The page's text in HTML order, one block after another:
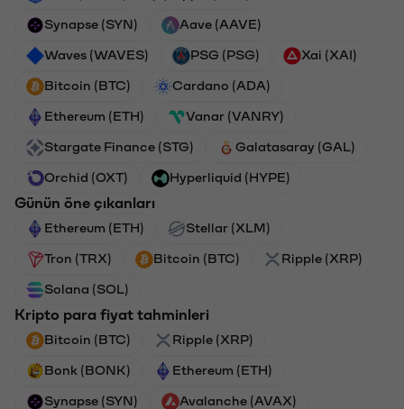
Synapse (SYN) Aave (AAVE)
Waves (WAVES) PSG (PSG) Xai (XAI)
Bitcoin (BTC) Cardano (ADA)
Ethereum (ETH) Vanar (VANRY)
Stargate Finance (STG) Galatasaray (GAL)
Orchid (OXT) Hyperliquid (HYPE)
Günün öne çıkanları
Ethereum (ETH) Stellar (XLM)
Tron (TRX) Bitcoin (BTC) Ripple (XRP)
Solana (SOL)
Kripto para fiyat tahminleri
Bitcoin (BTC) Ripple (XRP)
Bonk (BONK) Ethereum (ETH)
Synapse (SYN) Avalanche (AVAX)